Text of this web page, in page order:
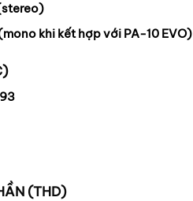
khi kết hợp với PA-10 EVO)
(THD)